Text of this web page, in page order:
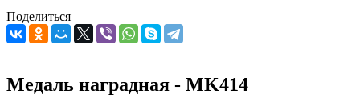
Поделиться
Медаль наградная - MK414